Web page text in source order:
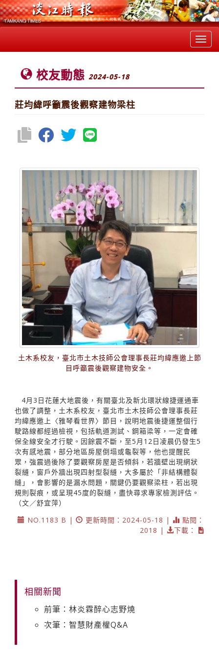
校友動態 2024-05-18
莊均緯呼籲震後觀察建物梁柱
土木系校友，臺北市土木技師公會理事長莊均緯應邀上節
目呼籲震後觀察建物安全。
4月3日花蓮大地震後，有關臺北及新北環狀線捷運通車
也做了調整，土木系校友，臺北市土木技師公會理事長莊
均緯應邀上〈雅琴看世界〉節目，說明地震後捷運整個行
駛路線都經過檢視，包括軌道測試、鋼箱梁等，一定會確
保全線安全才行駛。因餘震不斷，至5月12日凌晨仍發生5
次有感地震，部分地區房屋倒塌或龜裂等，他也提醒民
眾，強震過後除了要觀察房屋是否傾斜，若牆壁出現網狀
裂縫，窗戶外牆出現四射型裂縫，大多屬於「非結構體裂
縫」，會影響的是漏水問題，關鍵仍要觀察梁柱，若出現
規則裂痕，或呈現45度的裂縫，盡快尋求專家檢測評估。
（文／舒宜萍）
NO.1183 B |
更新時間：2024-05-18 |
點閱：
2018 |
下載：
相關新聞
前筆：林炎霖醉心志野燒
次筆：智慧財產權Q&A